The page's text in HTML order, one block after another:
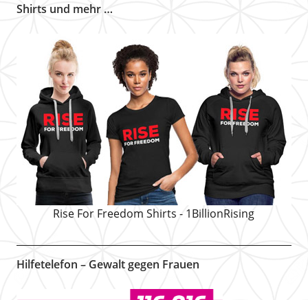
Shirts und mehr …
Rise For Freedom Shirts - 1BillionRising
Hilfetelefon – Gewalt gegen Frauen